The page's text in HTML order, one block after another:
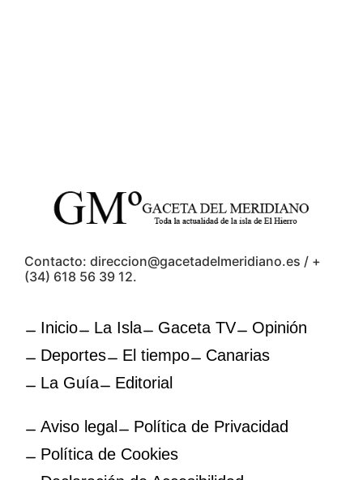
Contacto: direccion@gacetadelmeridiano.es / +
(34) 618 56 39 12.
Inicio La Isla Gaceta TV
Opinión
Deportes
El tiempo
Canarias
La Guía
Editorial
Aviso legal
Política de Privacidad
Política de Cookies